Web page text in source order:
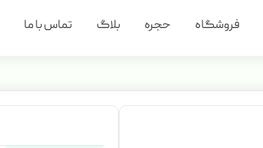
فروشگاه حجره بلاگ تماس با ما